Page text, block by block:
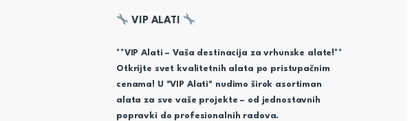
VIP ALATI
**VIP Alati – Vaša destinacija za vrhunske alate!**
Otkrijte svet kvalitetnih alata po pristupačnim
cenama! U "VIP Alati" nudimo širok asortiman
alata za sve vaše projekte – od jednostavnih
popravki do profesionalnih radova.